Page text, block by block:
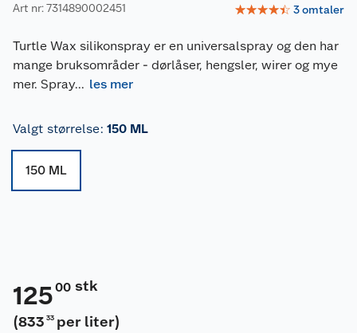
Art nr: 7314890002451 ☆☆☆☆☆ 3omtaler
Turtle Wax silikonspray er en universalspray og den har
mange bruksområder - dørlåser, hengsler, wirer og mye
mer. Spray... les mer
Valgt størrelse: 150 ML
150 ML
12500 stk
(833 33 per liter)